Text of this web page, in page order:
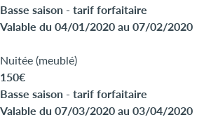
Basse saison - tarif forfaitaire
Valable du 04/01/2020 au 07/02/2020
Nuitée (meublé)
150€
Basse saison - tarif forfaitaire
Valable du 07/03/2020 au 03/04/2020